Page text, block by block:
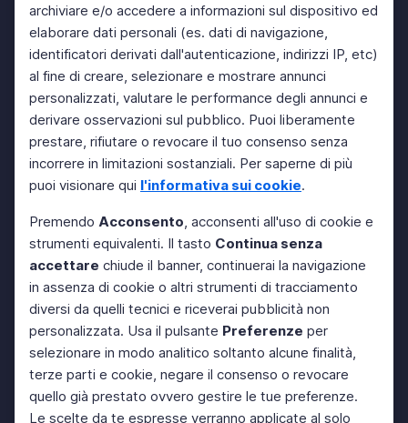
archiviare e/o accedere a informazioni sul dispositivo ed
elaborare dati personali (es. dati di navigazione,
identificatori derivati dall'autenticazione, indirizzi IP, etc)
al fine di creare, selezionare e mostrare annunci
personalizzati, valutare le performance degli annunci e
derivare osservazioni sul pubblico. Puoi liberamente
prestare, rifiutare o revocare il tuo consenso senza
incorrere in limitazioni sostanziali. Per saperne di più
puoi visionare qui l'informativa sui cookie.
Premendo Acconsento, acconsenti all'uso di cookie e
strumenti equivalenti. Il tasto Continua senza
accettare chiude il banner, continuerai la navigazione
in assenza di cookie o altri strumenti di tracciamento
diversi da quelli tecnici e riceverai pubblicità non
personalizzata. Usa il pulsante Preferenze per
selezionare in modo analitico soltanto alcune finalità,
terze parti e cookie, negare il consenso o revocare
quello già prestato ovvero gestire le tue preferenze.
Le scelte da te espresse verranno applicate al solo